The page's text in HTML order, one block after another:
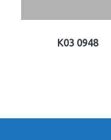
K03 0948